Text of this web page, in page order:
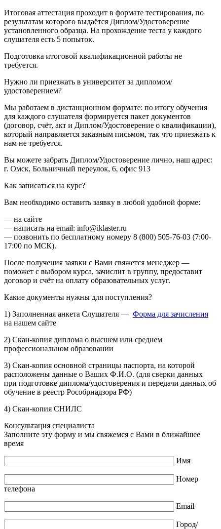
Итоговая аттестация проходит в формате тестирования, по
результатам которого выдаётся Диплом/Удостоверение
установленного образца. На прохождение теста у каждого
слушателя есть 5 попыток.
Подготовка итоговой квалификационной работы не
требуется.
Нужно ли приезжать в университет за дипломом/
удостоверением?
Мы работаем в дистанционном формате: по итогу обучения
для каждого слушателя формируется пакет документов
(договор, счёт, акт и Диплом/Удостоверение о квалификации),
который направляется заказным письмом, так что приезжать к
нам не требуется.
Вы можете забрать Диплом/Удостоверение лично, наш адрес:
г. Омск, Больничный переулок, 6, офис 913
Как записаться на курс?
Вам необходимо оставить заявку в любой удобной форме:
— на сайте
— написать на email: info@iklaster.ru
— позвонить по бесплатному номеру 8 (800) 505-76-03 (7:00-
17:00 по МСК).
После получения заявки с Вами свяжется менеджер —
поможет с выбором курса, зачислит в группу, предоставит
договор и счёт на оплату образовательных услуг.
Какие документы нужны для поступления?
1) Заполненная анкета Слушателя — Форма для зачисления
на нашем сайте
2) Скан-копия диплома о высшем или среднем
профессиональном образовании
3) Скан-копия основной страницы паспорта, на которой
расположены данные о Ваших Ф.И.О. (для сверки данных
при подготовке диплома/удостоверения и передачи данных об
обучение в реестр Рособрнадзора РФ)
4) Скан-копия СНИЛС
Консультация специалиста
Заполните эту форму и мы свяжемся с Вами в ближайшее
время
Имя
Номер
телефона
Email
Город/